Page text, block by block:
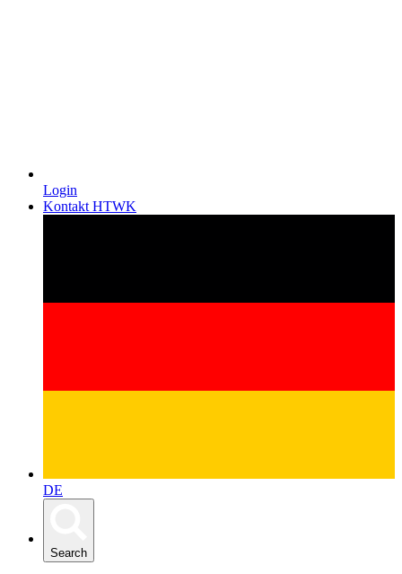
Login
Kontakt HTWK
DE
Search